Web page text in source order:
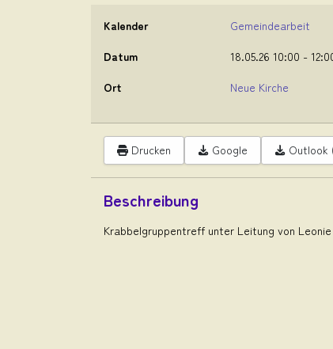
Kalender
Gemeindearbeit
Datum
18.05.26 10:00 -
Ort
Neue Kirche
Drucken Google Outlook
Beschreibung
Krabbelgruppentreff unter Leitung von Leonie